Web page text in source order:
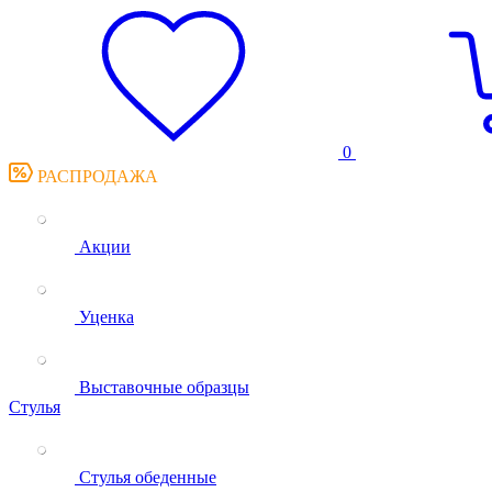
0
РАСПРОДАЖА
Акции
Уценка
Выставочные образцы
Стулья
Стулья обеденные